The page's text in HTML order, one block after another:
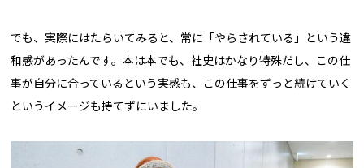
でも、実際にはたらいてみると、常に「やらされている」という違
和感があったんです。本は本でも、社史はかなり特殊だし、この仕
事が自分に合っているという実感も、この仕事をずっと続けていく
というイメージも持てずにいました。